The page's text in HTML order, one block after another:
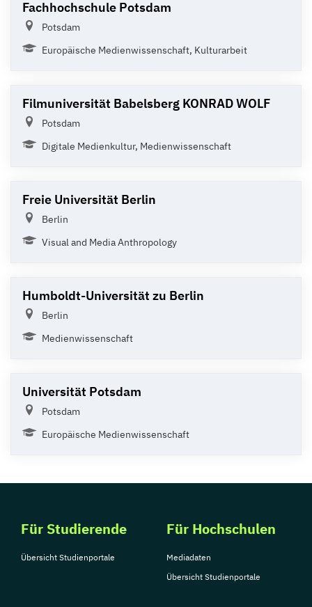
Fachhochschule Potsdam
Potsdam
Europäische Medienwissenschaft, Kulturarbeit
Filmuniversität Babelsberg KONRAD WOLF
Potsdam
Digitale Medienkultur, Medienwissenschaft
Freie Universität Berlin
Berlin
Visual and Media Anthropology
Humboldt-Universität zu Berlin
Berlin
Medienwissenschaft
Universität Potsdam
Potsdam
Europäische Medienwissenschaft
Für Studierende
Übersicht Studienportale
Für Hochschulen
Mediadaten
Übersicht Studienportale